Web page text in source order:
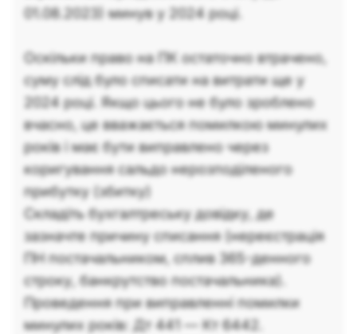
01.08.2023) минув у 2024 році.
Оскільки право на ПК остаточно втрачено,
суму слід було списати на витрати ще у
2024 році. Якщо цього не було зроблено
вчасно, це вважається помилкою минулих
років і має бути виправлено через
коригування сальдо нерозподіленого
прибутку (збитку)
Складіть бухгалтреську довідку, де
зазначте причину списання (нереєстрація
ПН постачальником, сплив 365-денного
строку, банкрутство постачальника).
Проведення при виправленні помилки
минулих років: Дт 441 — Кт 6442.